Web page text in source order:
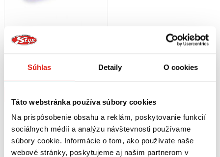
Súhlas Detaily O cookies
Táto webstránka používa súbory cookies
Na prispôsobenie obsahu a reklám, poskytovanie funkcií
sociálnych médií a analýzu návštevnosti používame
súbory cookie. Informácie o tom, ako používate naše
webové stránky, poskytujeme aj našim partnerom v
39,95 €
ČERPADLA
Na objednávku
Pozreli ste